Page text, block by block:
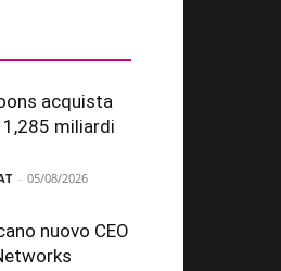
acquista
miliardi
- 05/08/2026
nuovo CEO